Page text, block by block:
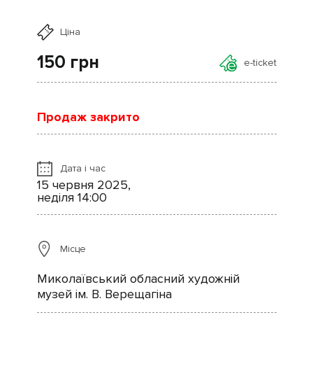
Ціна
150 грн e-ticket
Продаж закрито
Дата і час
15 червня 2025,
неділя 14:00
Місце
Миколаївський обласний художній
музей ім. В. Верещагіна